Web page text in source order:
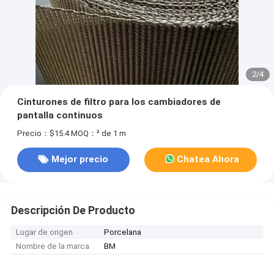
2/4
Cinturones de filtro para los cambiadores de
pantalla continuos
Precio：$15.4 MOQ：² de 1 m
Mejor precio Chatea Ahora
Descripción De Producto
Lugar de origen
Porcelana
Nombre de la marca
BM